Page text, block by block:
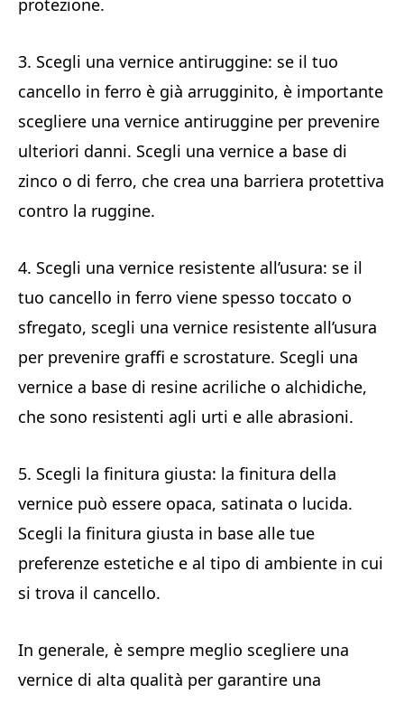
protezione.
3. Scegli una vernice antiruggine: se il tuo
cancello in ferro è già arrugginito, è importante
scegliere una vernice antiruggine per prevenire
ulteriori danni. Scegli una vernice a base di
zinco o di ferro, che crea una barriera protettiva
contro la ruggine.
4. Scegli una vernice resistente all’usura: se il
tuo cancello in ferro viene spesso toccato o
sfregato, scegli una vernice resistente all’usura
per prevenire graffi e scrostature. Scegli una
vernice a base di resine acriliche o alchidiche,
che sono resistenti agli urti e alle abrasioni.
5. Scegli la finitura giusta: la finitura della
vernice può essere opaca, satinata o lucida.
Scegli la finitura giusta in base alle tue
preferenze estetiche e al tipo di ambiente in cui
si trova il cancello.
In generale, è sempre meglio scegliere una
vernice di alta qualità per garantire una